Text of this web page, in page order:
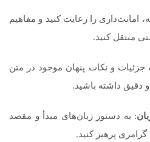
امانت‌داری را رعایت کنید و مفاهیم
منتقل کنید.
جزئیات و نکات پنهان موجود در متن
دقیق داشته باشید.
: به دستور زبان‌های مبدأ و مقصد
پرهیز کنید.